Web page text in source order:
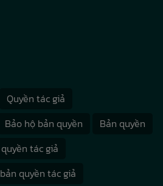
Quyền tác giả
Bảo hộ bản quyền
Bản quyền
tác giả
bản quyền tác giả